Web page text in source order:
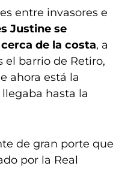
entre invasores e
Justine se
de la costa, a
el barrio de Retiro,
ahora está la
hasta la
de gran porte que
por la Real